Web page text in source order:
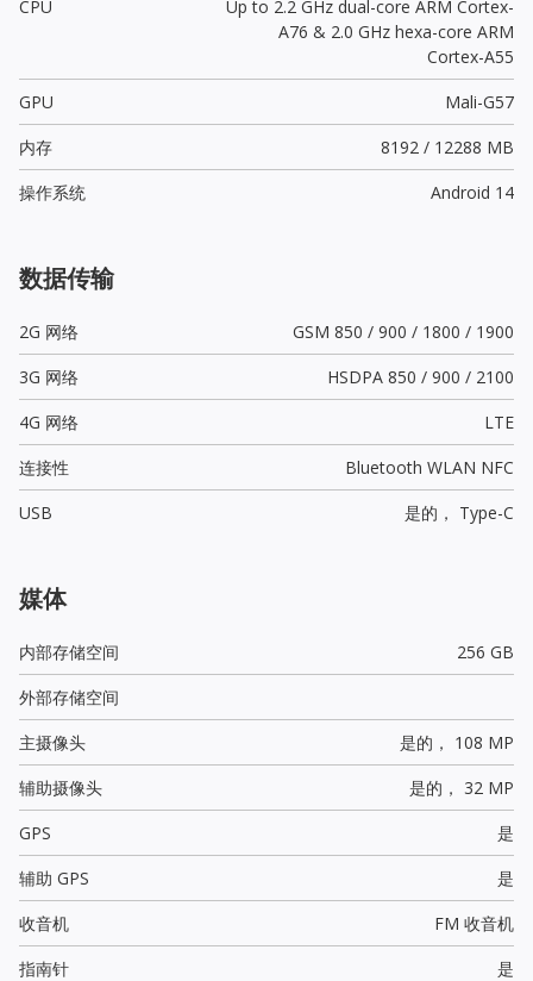
CPU
Up to 2.2 GHz dual-core ARM Cortex-
A76 & 2.0 GHz hexa-core ARM
Cortex-A55
GPU
Mali-G57
内存
8192 / 12288 MB
操作系统
Android 14
数据传输
2G 网络
GSM 850 / 900 / 1800 / 1900
3G 网络
HSDPA 850 / 900 / 2100
4G 网络
LTE
连接性
Bluetooth WLAN NFC
USB
是的， Type-C
媒体
内部存储空间
256 GB
外部存储空间
主摄像头
是的， 108 MP
辅助摄像头
是的， 32 MP
GPS
是
辅助 GPS
是
收音机
FM 收音机
指南针
是